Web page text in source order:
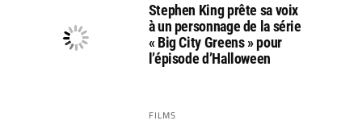
Stephen King prête sa voix
à un personnage de la série
« Big City Greens » pour
l’épisode d’Halloween
FILMS